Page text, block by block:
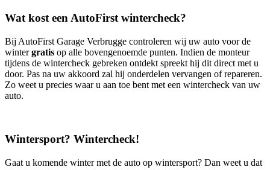
Wat kost een AutoFirst wintercheck?
Bij AutoFirst Garage Verbrugge controleren wij uw auto voor de
wintergratis op alle bovengenoemde punten. Indien de monteur
tijdens de wintercheck gebreken ontdekt spreekt hij dit direct met u
door. Pas na uw akkoord zal hij onderdelen vervangen of repareren.
Zo weet u precies waar u aan toe bent met een wintercheck van uw
auto.
Wintersport? Wintercheck!
Gaat u komende winter met de auto op wintersport? Dan weet u dat